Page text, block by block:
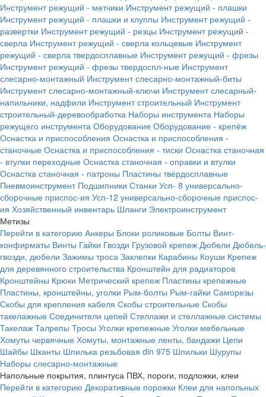
Инструмент режущий - метчики Инструмент режущий - плашки
Инструмент режущий - плашки и клуппы Инструмент режущий -
развертки Инструмент режущий - резцы Инструмент режущий -
сверла Инструмент режущий - сверла кольцевые Инструмент
режущий - сверла твердосплавные Инструмент режущий - фрезы
Инструмент режущий - фрезы твердоспл-ные Инструмент
слесарно-монтажный Инструмент слесарно-монтажный-биты
Инструмент слесарно-монтажный-ключи Инструмент слесарный-
напильники, надфили Инструмент строительный Инструмент
строительный-деревообработка Наборы инструмента Наборы
режущего инструмента Оборудование Оборудование - крепёж
Оснастка и приспособления Оснастка и приспособления -
станочные Оснастка и приспособления - тиски Оснастка станочная
- втулки переходные Оснастка станочная - оправки и втулки
Оснастка станочная - патроны Пластины твёрдосплавные
Пневмоинструмент Подшипники Станки Усп- 8 универсально-
сборочные приспос-ия Усп-12 универсально-сборочные приспос-
ия Хозяйственный инвентарь Шланги Электроинструмент
Метизы
Перейти в категорию Анкеры Блоки роликовые Болты Винт-
конфирматы Винты Гайки Гвозди Грузовой крепеж Дюбели Дюбель-
гвозди, дюбели Зажимы троса Заклепки Карабины Коуши Крепеж
для деревянного строительства Кронштейн для радиаторов
Кронштейны Крюки Метрический крепеж Пластины крепежные
Пластины, кронштейны, уголки Рым-болты Рым-гайки Саморезы
Скобы для крепления кабеля Скобы строительные Скобы
такелажные Соединители цепей Стеллажи и стеллажные системы
Такелаж Талрепы Тросы Уголки крепежные Уголки мебельные
Хомуты червячные Хомуты, монтажные ленты, бандажи Цепи
Шайбы Шканты Шпилька резьбовая din 975 Шпильки Шурупы
Наборы слесарно-монтажные
Напольные покрытия, плинтуса ПВХ, пороги, подложки, клеи
Перейти в категорию Декоративные порожки Клеи для напольных